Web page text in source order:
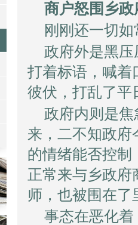
商户怒围乡政
刚刚还一切
政府外是黑
打着标语，喊着
彼伏，打乱了平
政府内则是
来，二不知政府
的情绪能否控制
正常来与乡政府
师，也被围在了
事态在恶化